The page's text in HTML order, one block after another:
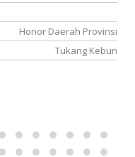
Honor Daerah Provinsi
Tukang Kebun